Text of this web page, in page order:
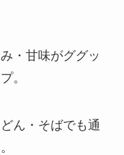
・甘味がググッ
。
ん・そばでも通